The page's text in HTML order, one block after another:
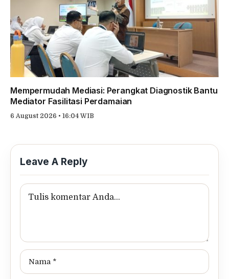
Mempermudah Mediasi: Perangkat Diagnostik Bantu
Mediator Fasilitasi Perdamaian
6 August 2026 • 16:04 WIB
Leave A Reply